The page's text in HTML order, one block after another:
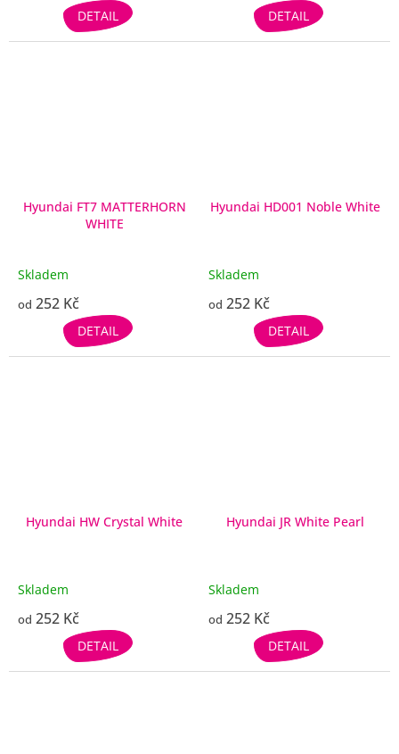
DETAIL DETAIL
Hyundai FT7 MATTERHORN
WHITE
Skladem
od 252 Kč
DETAIL
Hyundai HD001 Noble White
Skladem
od 252 Kč
DETAIL
Hyundai HW Crystal White
Skladem
od 252 Kč
DETAIL
Hyundai JR White Pearl
Skladem
od 252 Kč
DETAIL